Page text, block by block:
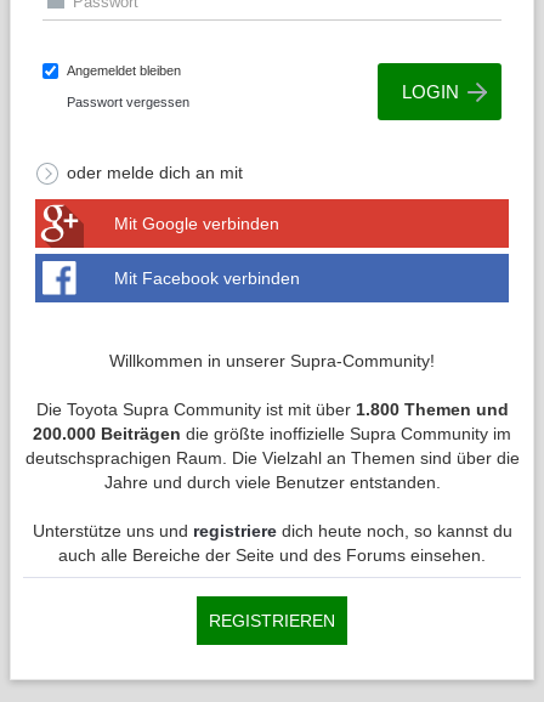
Angemeldet bleiben
Passwort vergessen
oder melde dich an mit
Mit Google verbinden
Mit Facebook verbinden
Willkommen in unserer Supra-Community!
Die Toyota Supra Community ist mit über 1.800 Themen und
200.000 Beiträgen die größte inoffizielle Supra Community im
deutschsprachigen Raum. Die Vielzahl an Themen sind über die
Jahre und durch viele Benutzer entstanden.
Unterstütze uns und registrieredich heute noch, so kannst du
auch alle Bereiche der Seite und des Forums einsehen.
REGISTRIEREN